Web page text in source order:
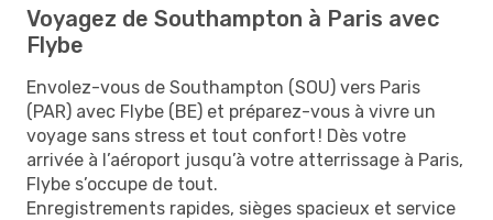
Voyagez de Southampton à Paris avec
Flybe
Envolez-vous de Southampton (SOU) vers Paris
(PAR) avec Flybe (BE) et préparez-vous à vivre un
voyage sans stress et tout confort ! Dès votre
arrivée à l’aéroport jusqu’à votre atterrissage à Paris,
Flybe s’occupe de tout.
Enregistrements rapides, sièges spacieux et service